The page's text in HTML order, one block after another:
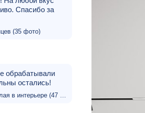
Спасибо за
(35 фото)
обрабатывали
остались!
интерьере (47 фото)